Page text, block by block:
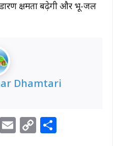
क्षमता बढ़ेगी और भू-जल
Dhamtari
Pi E C